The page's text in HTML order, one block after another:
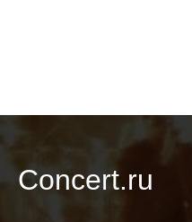
Concert.ru